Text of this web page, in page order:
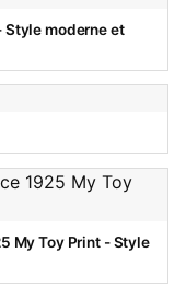
Style moderne et
My Toy Print - Style